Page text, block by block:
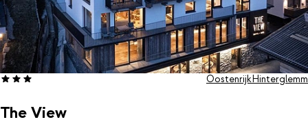
The View
OostenrijkHinterglemm